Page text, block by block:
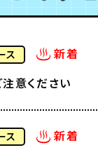
ス
新着
注意ください
ス
新着